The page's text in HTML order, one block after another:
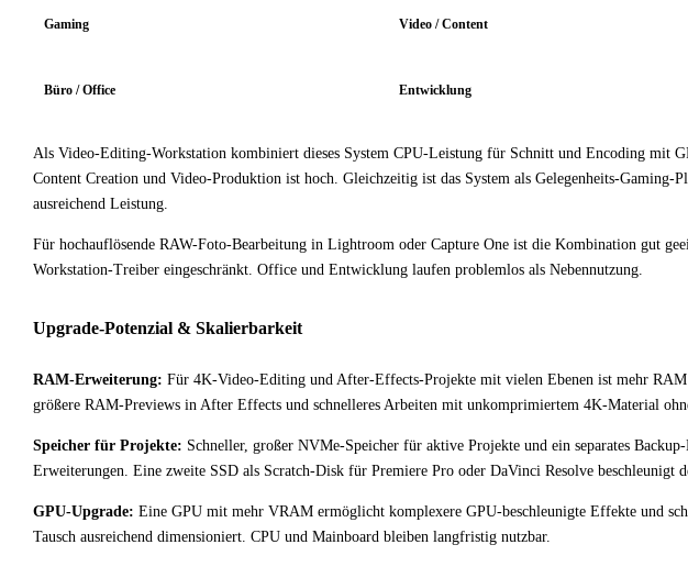
Gaming Video / Content
Büro / Office Entwicklung
Als Video-Editing-Workstation kombiniert dieses System CPU-Leistung für Schnitt und Encoding mit
Content Creation und Video-Produktion ist hoch. Gleichzeitig ist das System als Gelegenheits-
ausreichend Leistung.
Für hochauflösende RAW-Foto-Bearbeitung in Lightroom oder Capture One ist die Kombination gut
Workstation-Treiber eingeschränkt. Office und Entwicklung laufen problemlos als Nebennutzung.
Upgrade-Potenzial & Skalierbarkeit
RAM-Erweiterung: Für 4K-Video-Editing und After-Effects-Projekte mit vielen Ebenen ist mehr
größere RAM-Previews in After Effects und schnelleres Arbeiten mit unkomprimiertem 4K-Material
Speicher für Projekte: Schneller, großer NVMe-Speicher für aktive Projekte und ein separates
Erweiterungen. Eine zweite SSD als Scratch-Disk für Premiere Pro oder DaVinci Resolve beschleunigt
GPU-Upgrade: Eine GPU mit mehr VRAM ermöglicht komplexere GPU-beschleunigte Effekte und
Tausch ausreichend dimensioniert. CPU und Mainboard bleiben langfristig nutzbar.